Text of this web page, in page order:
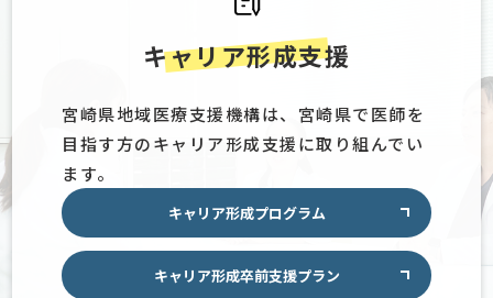
キャリア形成支援
宮崎県地域医療支援機構は、宮崎県で医師を
目指す方のキャリア形成支援に取り組んでい
ます。
キャリア形成プログラム
キャリア形成卒前支援プラン